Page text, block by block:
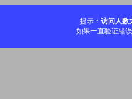
提示： 访问人数
如果一直验证错